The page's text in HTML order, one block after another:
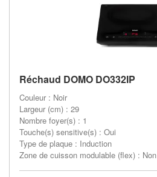
Réchaud DOMO DO332IP
Couleur : Noir
Largeur (cm) : 29
Nombre foyer(s) : 1
Touche(s) sensitive(s) : Oui
Type de plaque : Induction
Zone de cuisson modulable (flex) : Non